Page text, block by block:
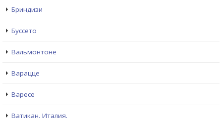
Бриндизи
Буссето
Вальмонтоне
Варацце
Варесе
Ватикан. Италия.